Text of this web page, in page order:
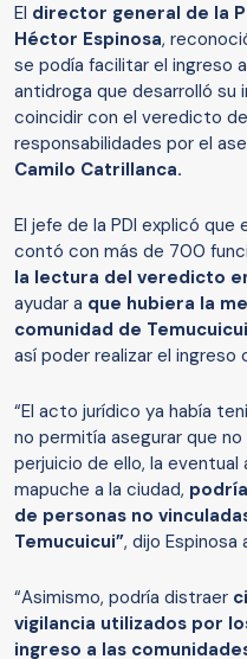
El director general de la
Héctor Espinosa,
se podía facilitar el ingreso
antidroga que desarrolló su
coincidir con el veredicto
responsabilidades por el
Camilo Catrillanca.
El jefe de la PDI explicó
contó con más de 700
la lectura del veredicto
ayudar a que hubiera la
comunidad de
así poder realizar el ingreso
“El acto jurídico ya había
no permitía asegurar que
perjuicio de ello, la
mapuche a la ciudad,
de personas no
Temucuicui”, dijo Espinosa
“Asimismo, podría distraer
vigilancia utilizados por
ingreso a las